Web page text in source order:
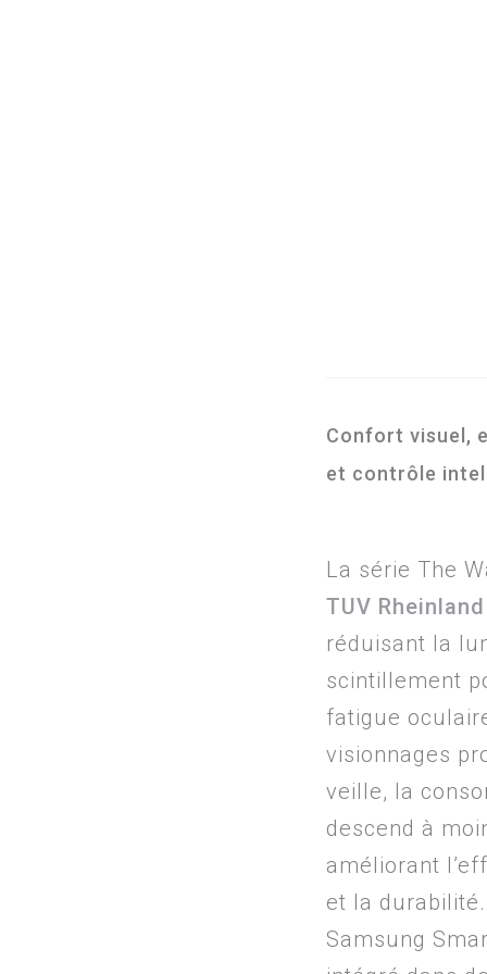
Confort visuel,
et contrôle
La série The
TUV
réduisant la
scintillement
fatigue
visionnages
veille, la
descend à
améliorant
et la
Samsung